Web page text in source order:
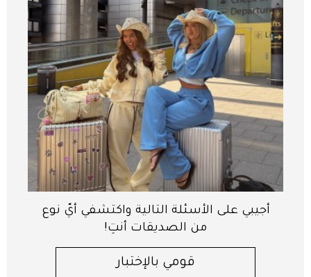
أجيبي على الأسئلة التالية واكتشفي أيّ نوع
من الصديقات أنتِ!
قومي بالإختبار